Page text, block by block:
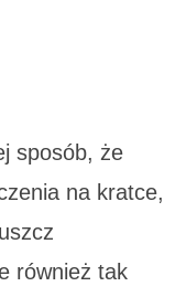
sposób, że
na kratce,
również tak